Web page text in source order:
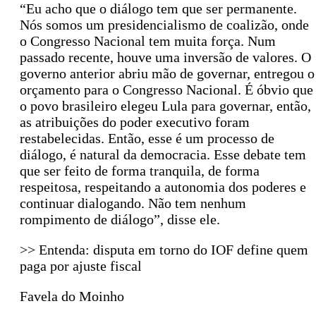
“Eu acho que o diálogo tem que ser permanente.
Nós somos um presidencialismo de coalizão, onde
o Congresso Nacional tem muita força. Num
passado recente, houve uma inversão de valores. O
governo anterior abriu mão de governar, entregou o
orçamento para o Congresso Nacional. É óbvio que
o povo brasileiro elegeu Lula para governar, então,
as atribuições do poder executivo foram
restabelecidas. Então, esse é um processo de
diálogo, é natural da democracia. Esse debate tem
que ser feito de forma tranquila, de forma
respeitosa, respeitando a autonomia dos poderes e
continuar dialogando. Não tem nenhum
rompimento de diálogo”, disse ele.
>> Entenda: disputa em torno do IOF define quem
paga por ajuste fiscal
Favela do Moinho